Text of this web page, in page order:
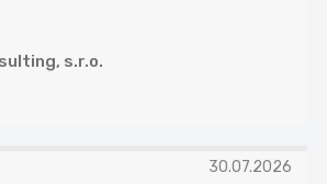
s.r.o.
30.07.2026